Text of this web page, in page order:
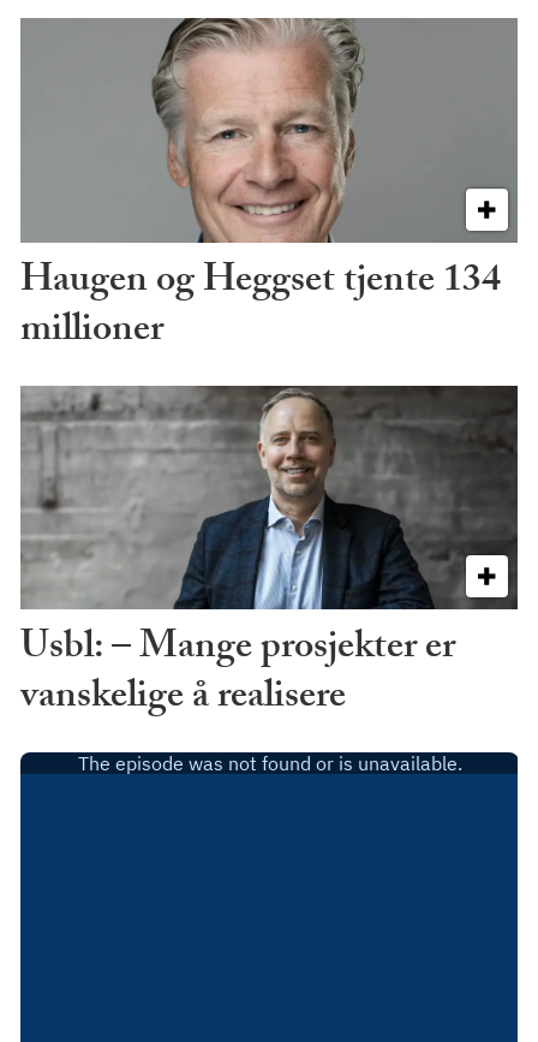
Haugen og Heggset tjente 134
millioner
Usbl: – Mange prosjekter er
vanskelige å realisere